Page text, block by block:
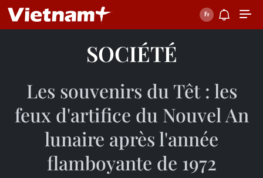
SOCIÉTÉ
Les souvenirs du Têt : les
feux d'artifice du Nouvel An
lunaire après l'année
flamboyante de 1972